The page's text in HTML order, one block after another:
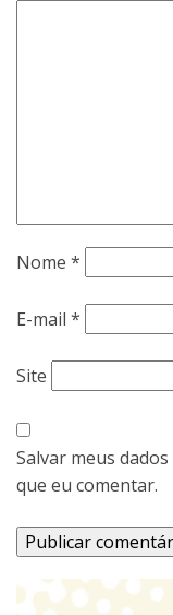
Nome *
E-mail *
Site
Salvar meus
que eu comentar.